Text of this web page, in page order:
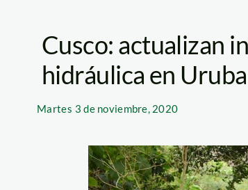
Cusco: actualizan
hidráulica en
Martes 3 de noviembre, 2020